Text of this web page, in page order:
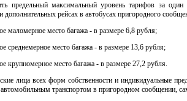
предельный максимальный уровень тарифов за
дополнительных рейсах в автобусах пригородного
маломерное место багажа - в размере 6,8 рубля;
среднемерное место багажа - в размере 13,6 рубля;
крупномерное место багажа - в размере 27,2 рубля.
лица всех форм собственности и индивидуальные
транспортом в пригородном сообщении,